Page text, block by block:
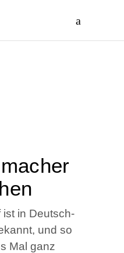
ist in Deutsch­
und so
Mal ganz